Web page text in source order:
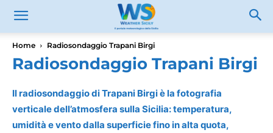
Home Radiosondaggio Trapani Birgi
Radiosondaggio Trapani Birgi
Il radiosondaggio di Trapani Birgi è la fotografia
verticale dell’atmosfera sulla Sicilia: temperatura,
umidità e vento dalla superficie fino in alta quota,